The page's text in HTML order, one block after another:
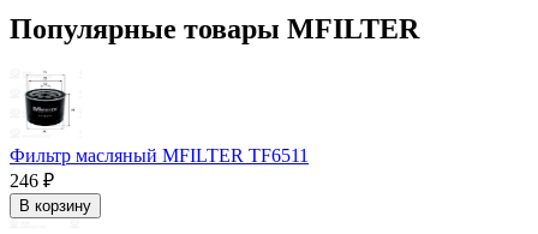
Популярные товары MFILTER
Фильтр масляный MFILTER TF6511
246 ₽
В корзину